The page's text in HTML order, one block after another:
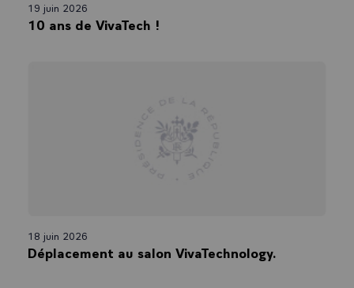
19 juin 2026
10 ans de VivaTech !
18 juin 2026
Déplacement au salon VivaTechnology.